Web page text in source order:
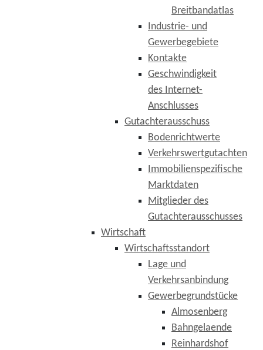
Breitbandatlas
Industrie- und
Gewerbegebiete
Kontakte
Geschwindigkeit
des Internet-
Anschlusses
Gutachterausschuss
Bodenrichtwerte
Verkehrswertgutachten
Immobilienspezifische
Marktdaten
Mitglieder des
Gutachterausschusses
Wirtschaft
Wirtschaftsstandort
Lage und
Verkehrsanbindung
Gewerbegrundstücke
Almosenberg
Bahngelaende
Reinhardshof